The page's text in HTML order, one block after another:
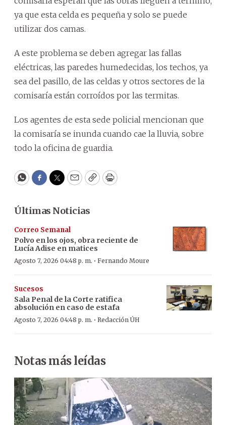
ya que esta celda es pequeña y solo se puede
utilizar dos camas.
A este problema se deben agregar las fallas
eléctricas, las paredes humedecidas, los techos, ya
sea del pasillo, de las celdas y otros sectores de la
comisaría están corroídos por las termitas.
Los agentes de esta sede policial mencionan que
la comisaría se inunda cuando cae la lluvia, sobre
todo la oficina de guardia.
WhatsApp
Facebook
Twitter
EmailCopyPrint
Últimas Noticias
Correo Semanal
Polvo en los ojos, obra reciente de
Lucía Adise en matices
Agosto 7, 2026 04:48 p. m. · Fernando Moure
Sucesos
Sala Penal de la Corte ratifica
absolución en caso de estafa
Agosto 7, 2026 04:48 p. m. · Redacción ÚH
Notas más leídas